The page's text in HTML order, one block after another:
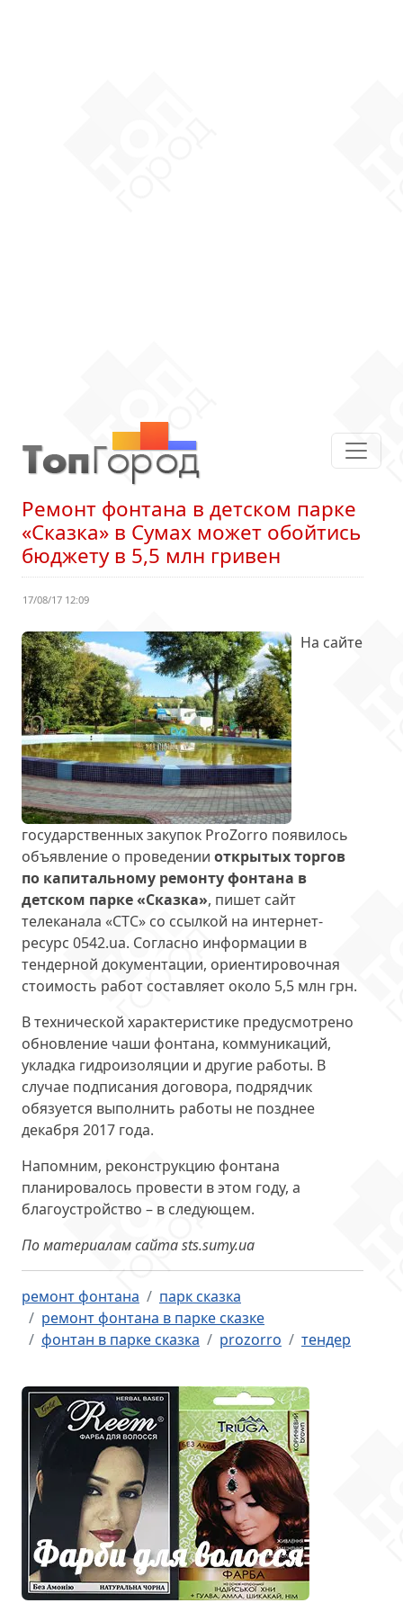
Ремонт фонтана в детском парке
«Сказка» в Сумах может обойтись
бюджету в 5,5 млн гривен
17/08/17 12:09
На сайте
государственных закупок ProZorro появилось
объявление о проведении открытых торгов
по капитальному ремонту фонтана в
детском парке «Сказка», пишет сайт
телеканала «СТС» со ссылкой на интернет-
ресурс 0542.ua. Согласно информации в
тендерной документации, ориентировочная
стоимость работ составляет около 5,5 млн грн.
В технической характеристике предусмотрено
обновление чаши фонтана, коммуникаций,
укладка гидроизоляции и другие работы. В
случае подписания договора, подрядчик
обязуется выполнить работы не позднее
декабря 2017 года.
Напомним, реконструкцию фонтана
планировалось провести в этом году, а
благоустройство – в следующем.
По материалам сайта sts.sumy.ua
ремонт фонтана
парк сказка
ремонт фонтана в парке сказке
фонтан в парке сказка
prozorro тендер